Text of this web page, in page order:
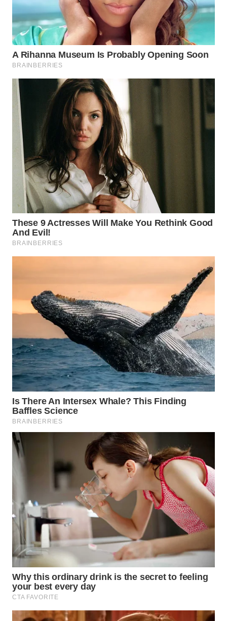
KUNINGAN
WN
MAJALENGKA
WN
SUBANG
SUKABUMI
WN
PURWAKARTA
WN
PRIANGAN
TIMUR
WN
SEMARANG
WN
BOROBUDUR
WN
MADURA
WN
SURABAYA
WN
MANDALIKA
WN
LIKUPANG
WN
LABUANBAJO
BORNEO